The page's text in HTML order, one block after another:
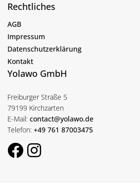
Rechtliches
AGB
Impressum
Datenschutzerklärung
Kontakt
Yolawo GmbH
Freiburger Straße 5
79199 Kirchzarten
E-Mail: contact@yolawo.de
Telefon: +49 761 87003475